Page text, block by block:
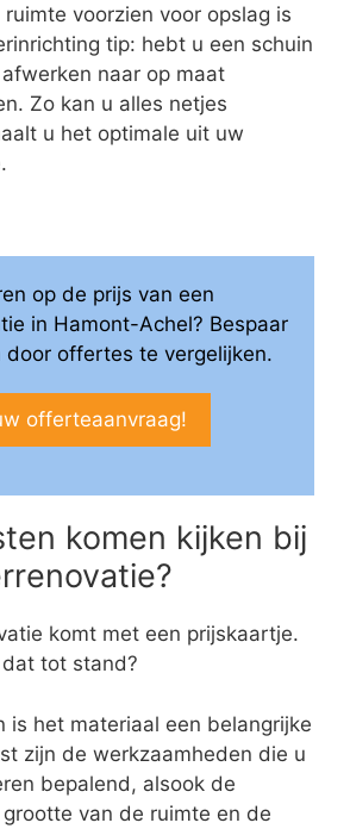
ruimte voorzien voor opslag is
tip: hebt u een schuin
naar op maat
Zo kan u alles netjes
u het optimale uit uw
op de prijs van een
in Hamont-Achel? Bespaar
door offertes te vergelijken.
offerteaanvraag!
komen kijken bij
komt met een prijskaartje.
tot stand?
is het materiaal een belangrijke
zijn de werkzaamheden die u
bepalend, alsook de
van de ruimte en de